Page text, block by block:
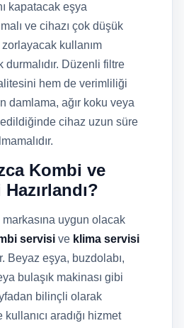
kapatacak eşya
ve cihazı çok düşük
kullanım
durmalıdır. Düzenli filtre
hem de verimliliği
damlama, ağır koku veya
edildiğinde cihaz uzun süre
Kombi ve
markasına uygun olacak
servisi ve klima servisi
Beyaz eşya, buzdolabı,
bulaşık makinası gibi
bilinçli olarak
kullanıcı aradığı hizmet